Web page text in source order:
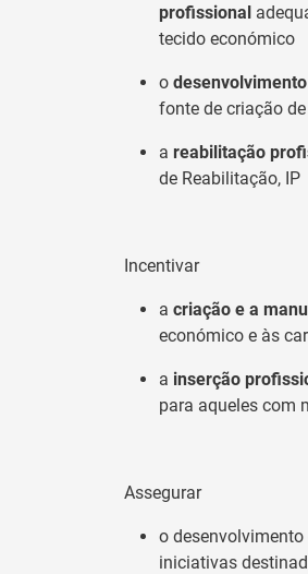
profissional
tecido económico
o
fonte de criação
a reabilitação
de Reabilitação, IP
Incentivar
a criação e a
económico e às
a inserção
para aqueles com
Assegurar
o
iniciativas